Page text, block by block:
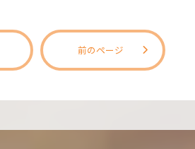
前のページ